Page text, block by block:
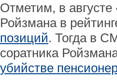
Отметим, в
Ройзмана в
позиций. Тогда в
соратника
убийстве